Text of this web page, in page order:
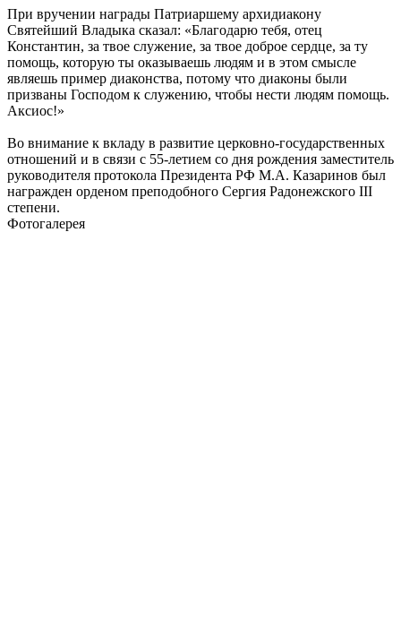
При вручении награды Патриаршему архидиакону
Святейший Владыка сказал: «Благодарю тебя, отец
Константин, за твое служение, за твое доброе сердце, за ту
помощь, которую ты оказываешь людям и в этом смысле
являешь пример диаконства, потому что диаконы были
призваны Господом к служению, чтобы нести людям помощь.
Аксиос!»
Во внимание к вкладу в развитие церковно-государственных
отношений и в связи с 55-летием со дня рождения заместитель
руководителя протокола Президента РФ М.А. Казаринов был
награжден орденом преподобного Сергия Радонежского III
степени.
Фотогалерея